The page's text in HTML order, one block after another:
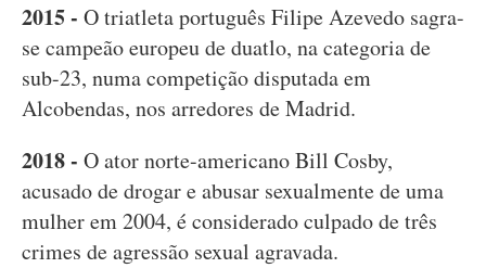
2015 - O triatleta português Filipe Azevedo sagra-
se campeão europeu de duatlo, na categoria de
sub-23, numa competição disputada em
Alcobendas, nos arredores de Madrid.
2018 - O ator norte-americano Bill Cosby,
acusado de drogar e abusar sexualmente de uma
mulher em 2004, é considerado culpado de três
crimes de agressão sexual agravada.